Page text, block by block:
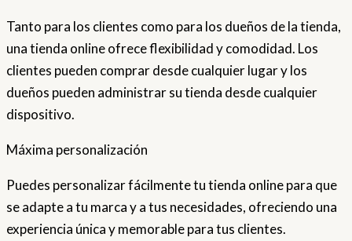
Tanto para los clientes como para los dueños de la tienda,
una tienda online ofrece flexibilidad y comodidad. Los
clientes pueden comprar desde cualquier lugar y los
dueños pueden administrar su tienda desde cualquier
dispositivo.
Máxima personalización
Puedes personalizar fácilmente tu tienda online para que
se adapte a tu marca y a tus necesidades, ofreciendo una
experiencia única y memorable para tus clientes.